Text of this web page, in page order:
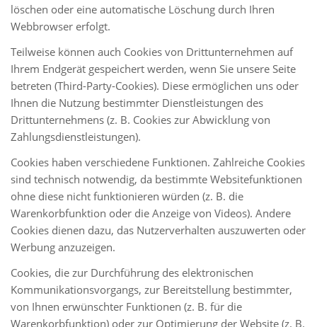
löschen oder eine automatische Löschung durch Ihren
Webbrowser erfolgt.
Teilweise können auch Cookies von Drittunternehmen auf
Ihrem Endgerät gespeichert werden, wenn Sie unsere Seite
betreten (Third-Party-Cookies). Diese ermöglichen uns oder
Ihnen die Nutzung bestimmter Dienstleistungen des
Drittunternehmens (z. B. Cookies zur Abwicklung von
Zahlungsdienstleistungen).
Cookies haben verschiedene Funktionen. Zahlreiche Cookies
sind technisch notwendig, da bestimmte Websitefunktionen
ohne diese nicht funktionieren würden (z. B. die
Warenkorbfunktion oder die Anzeige von Videos). Andere
Cookies dienen dazu, das Nutzerverhalten auszuwerten oder
Werbung anzuzeigen.
Cookies, die zur Durchführung des elektronischen
Kommunikationsvorgangs, zur Bereitstellung bestimmter,
von Ihnen erwünschter Funktionen (z. B. für die
Warenkorbfunktion) oder zur Optimierung der Website (z. B.